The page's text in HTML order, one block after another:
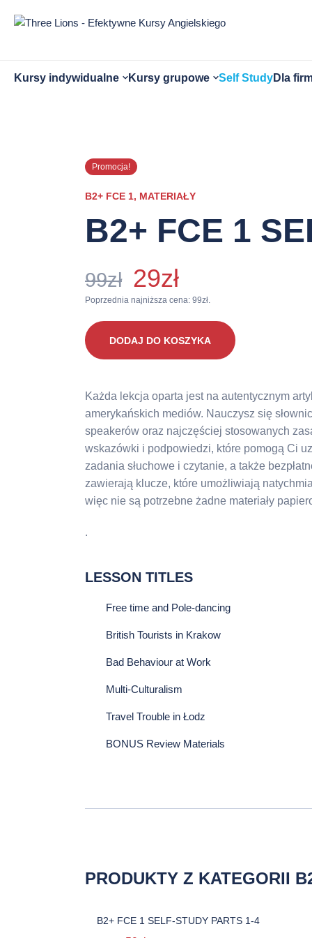
Kursy indywidualne
Otwórz
Kursy grupowe
Otwórz
Self StudyDla
Promocja!
B2+ FCE 1, MATERIAŁY
B2+ FCE 1
99zł Pierwotna
cena
wynosiła:
99zł.
29złAktualna
cena
wynosi:
29zł.
Poprzednia najniższa cena: 99zł.
ilość
B2+
FCE
SELF-
1/4
DODAJ DO KOSZYKA
Każda lekcja oparta jest na autentycznym
amerykańskich mediów. Nauczysz się
speakerów oraz najczęściej stosowanych
wskazówki i podpowiedzi, które pomogą Ci
zadania słuchowe i czytanie, a także
zawierają klucze, które umożliwiają
więc nie są potrzebne żadne materiały
.
LESSON TITLES
Free time and Pole-dancing
British Tourists in Krakow
Bad Behaviour at Work
Multi-Culturalism
Travel Trouble in Łodz
BONUS Review Materials
PRODUKTY Z KATEGORII
B2+ FCE 1 SELF-STUDY PARTS 1-4